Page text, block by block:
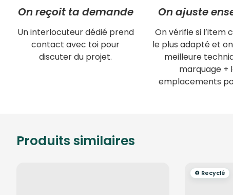
On reçoit ta demande
Un interlocuteur dédié prend
contact avec toi pour
discuter du projet.
On ajuste
On vérifie si l’item
le plus adapté et
meilleure
marquage +
emplacements
Produits similaires
♻️ Recyclé